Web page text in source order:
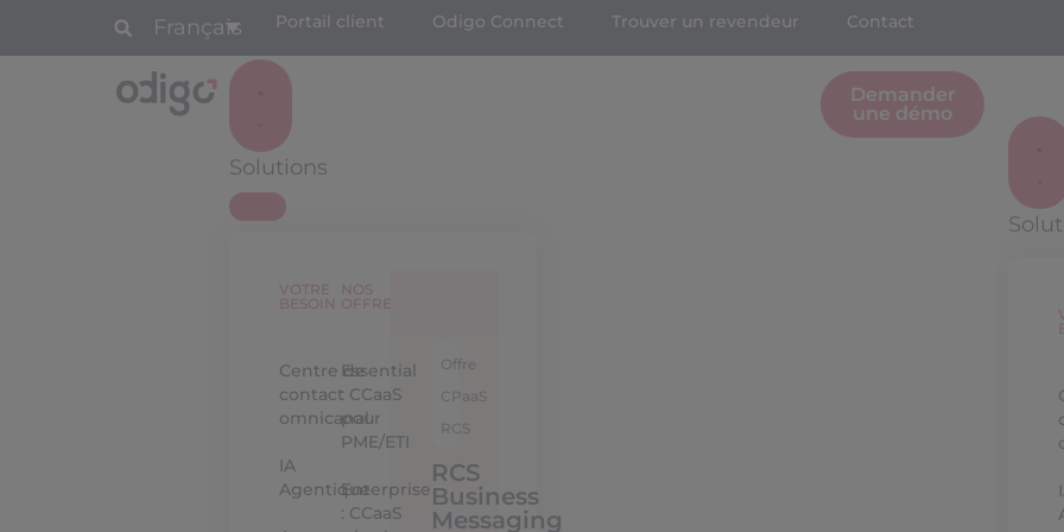
Français Portail client Odigo Connect Trouver un revendeur Contact
Solutions
VOTRE
BESOIN
Centre de
contact
omnicanal
IA
Agentique
NOS
OFFRES
Essential
: CCaaS
pour
PME/ETI
Enterprise
: CCaaS
Offre
CPaaS
RCS
RCS
Business
Messaging
Demander
une démo